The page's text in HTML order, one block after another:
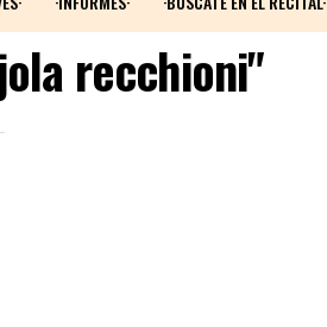
recchioni"